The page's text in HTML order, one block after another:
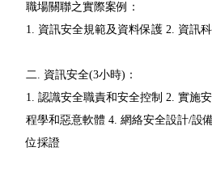
職場關聯之實際案例：
1. 資訊安全規範及資料保護 2. 資訊
二. 資訊安全(3小時)：
1. 認識安全職責和安全控制 2. 實施
程學和惡意軟體 4. 網絡安全設計/設
位採證